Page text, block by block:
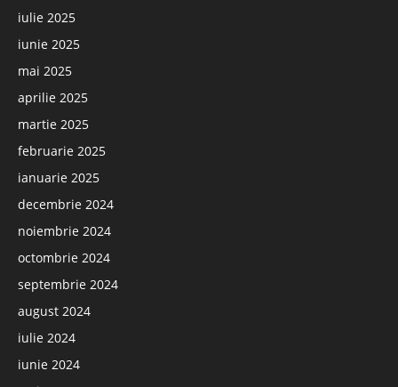
iulie 2025
iunie 2025
mai 2025
aprilie 2025
martie 2025
februarie 2025
ianuarie 2025
decembrie 2024
noiembrie 2024
octombrie 2024
septembrie 2024
august 2024
iulie 2024
iunie 2024